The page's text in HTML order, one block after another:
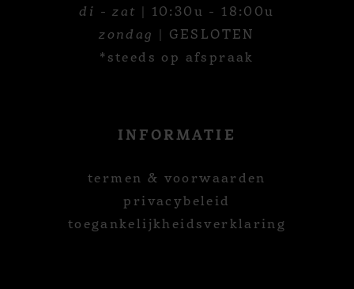
di - zat | 10:30u - 18:00u
zondag | GESLOTEN
*steeds op afspraak
INFORMATIE
termen & voorwaarden
privacybeleid
toegankelijkheidsverklaring